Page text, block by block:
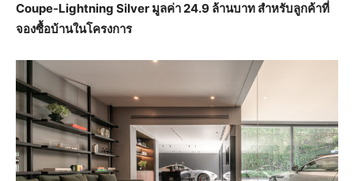
Coupe-Lightning Silver มูลค่า 24.9 ล้านบาท สำหรับลูกค้าที่
จองซื้อบ้านในโครงการ